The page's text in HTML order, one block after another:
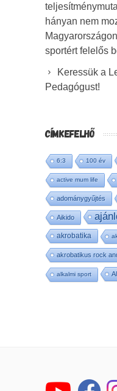
hányan nem
sportért felelős
Keressük a
Pedagógust!
CÍMKEFELHŐ
6:3 100 év
active mum life
adománygyűjtés
Aikido
akrobatika
akrobatikus rock
alkalmi sport